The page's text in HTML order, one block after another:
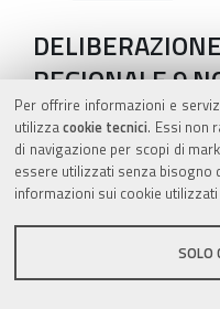
Per offrire informazioni e
utilizzacookie tecnici. Essi non
di navigazione per scopi di
essere utilizzati senza bisogno
informazioni sui cookie
SOLO
REGIONALE 9
1563
Reg. (UE) n.
Misura 10
ambientali -
Approvazione
impegni dal 1